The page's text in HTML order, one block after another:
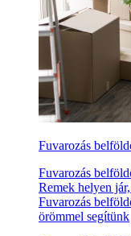
Fuvarozás
Fuvarozás
Remek helyen
Fuvarozás
örömmel segítünk